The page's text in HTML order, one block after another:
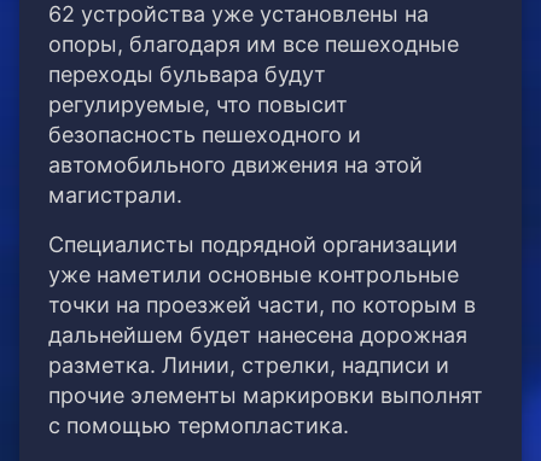
62 устройства уже установлены на
опоры, благодаря им все пешеходные
переходы бульвара будут
регулируемые, что повысит
безопасность пешеходного и
автомобильного движения на этой
магистрали.
Специалисты подрядной организации
уже наметили основные контрольные
точки на проезжей части, по которым в
дальнейшем будет нанесена дорожная
разметка. Линии, стрелки, надписи и
прочие элементы маркировки выполнят
с помощью термопластика.